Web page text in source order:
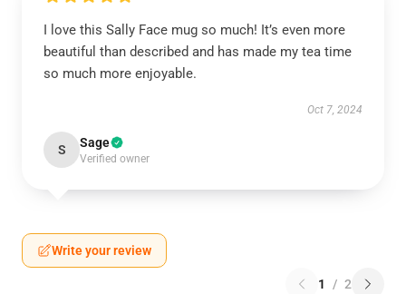
I love this Sally Face mug so much! It’s even more
beautiful than described and has made my tea time
so much more enjoyable.
Oct 7, 2024
S Sage
Verified owner
Write your review
1 / 2